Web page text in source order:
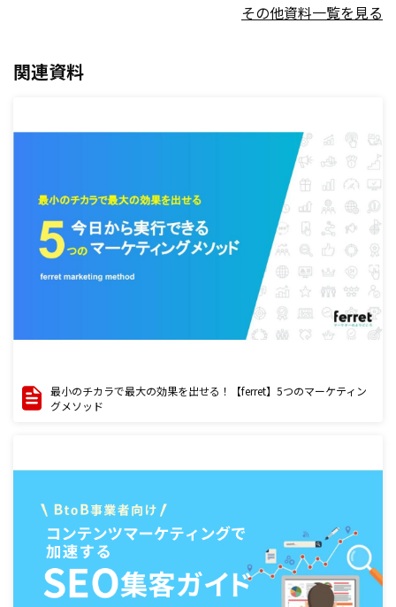
その他資料一覧を見る
関連資料
最小のチカラで最大の効果を出せる！【ferret】5つのマーケティン
グメソッド